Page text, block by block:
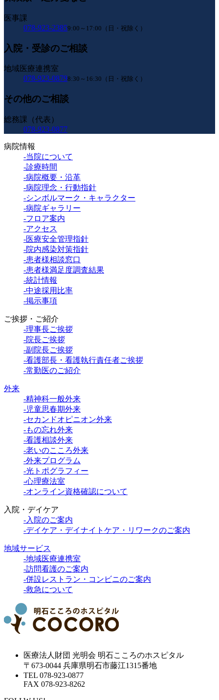
医事課
078-923-23859:00～17:00（日・祝除く）
入院・受診のご相談
地域医療連携室
078-923-08798:30～16:30（日・祝除く）
その他のご相談
総務課（代表）
078-923-0877
病院情報
-当院について
-診療時間
-病院概要・沿革
-病院理念・行動指針
-シンボルマーク・キャラクター
-病院ギャラリー
-フロア案内
-アクセス
-医療安全管理指針
-院内感染対策指針
-患者様相談窓口
-患者様満足度調査結果
-統計情報
-中途採用比率
-掲示事項
ご挨拶・ご紹介
-理事長ご挨拶
-院長ご挨拶
-副院長ご挨拶
-看護部長・看護執行責任者ご挨拶
-常勤医のご紹介
外来
-精神科一般外来
-児童思春期外来
-セカンドオピニオン外来
-もの忘れ外来
-看護相談外来
-老いのこころ外来
-外来プログラム
-光トポグラフィー
-心理療法室
-オンライン資格確認について
入院・デイケア
-入院のご案内
-デイケア・デイナイトケア・リワークのご案内
地域サービス
-地域医療連携室
-訪問看護のご案内
-併設レストラン・コンビニのご案内
-救急について
医療法人財団 光明会 明石こころのホスピタル
〒673-0044 兵庫県明石市藤江1315番地
TEL 078-923-0877
FAX 078-923-8262